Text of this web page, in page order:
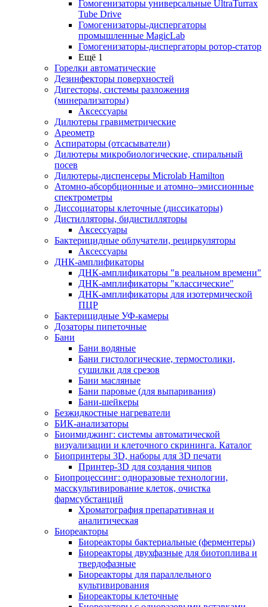
Гомогенизаторы универсальные UltraTurrax
Tube Drive
Гомогенизаторы-диспергаторы
промышленные MagicLab
Гомогенизаторы-диспергаторы ротор-статор
Ещё 1
Горелки автоматические
Дезинфекторы поверхностей
Дигесторы, системы разложения
(минерализаторы)
Аксессуары
Дилютеры гравиметрические
Ареометр
Аспираторы (отсасыватели)
Дилютеры микробиологические, спиральный
посев
Дилютеры-диспенсеры Microlab Hamilton
Атомно-абсорбционные и атомно–эмиссионные
спектрометры
Диссоциаторы клеточные (диссикаторы)
Дистилляторы, бидистилляторы
Аксессуары
Бактерицидные облучатели, рециркуляторы
Аксессуары
ДНК-амплификаторы
ДНК-амплификаторы "в реальном времени"
ДНК-амплификаторы "классические"
ДНК-амплификаторы для изотермической
ПЦР
Бактерицидные УФ-камеры
Дозаторы пипеточные
Бани
Бани водяные
Бани гистологические, термостолики,
сушилки для срезов
Бани масляные
Бани паровые (для выпаривания)
Бани-шейкеры
Безжидкостные нагреватели
БИК-анализаторы
Биоимиджинг: системы автоматической
визуализации и клеточного скрининга. Каталог
Биопринтеры 3D, наборы для 3D печати
Принтер-3D для создания чипов
Биопроцессинг: одноразовые технологии,
масскультивирование клеток, очистка
фармсубстанций
Хроматография препаративная и
аналитическая
Биореакторы
Биореакторы бактериальные (ферментеры)
Биореакторы двухфазные для биотоплива и
твердофазные
Биореакторы для параллельного
культивирования
Биореакторы клеточные